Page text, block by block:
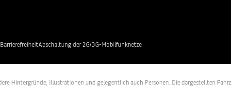
BarrierefreiheitAbschaltung der 2G/3G-Mobilfunknetze
Hintergründe, Illustrationen und gelegentlich auch Personen. Die dargestellten